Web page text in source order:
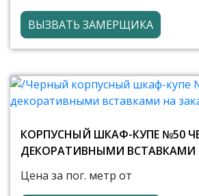
ВЫЗВАТЬ ЗАМЕРЩИКА
КОРПУСНЫЙ ШКАФ-КУПЕ №50
ДЕКОРАТИВНЫМИ ВСТАВКАМИ
Цена за пог. метр от